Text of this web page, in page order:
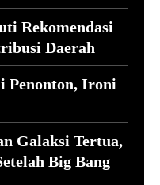
Rekomendasi
Daerah
Penonton, Ironi
Galaksi Tertua,
Big Bang